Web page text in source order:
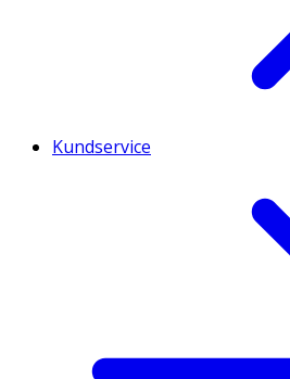
Kundservice